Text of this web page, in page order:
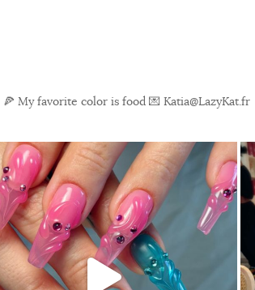
🍕 My favorite color is food 💌 Katia@LazyKat.fr